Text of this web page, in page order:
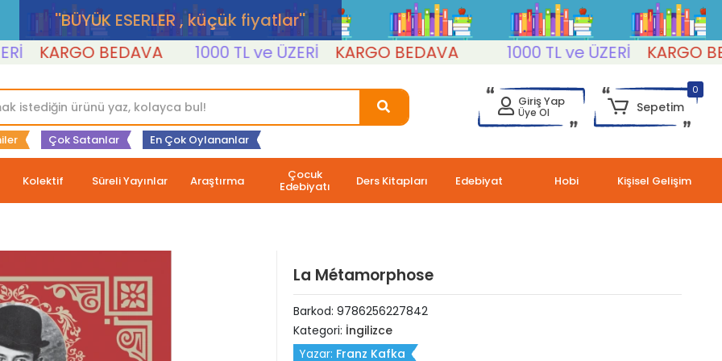
''BÜYÜK ESERLER , küçük fiyatlar''
KARGO BEDAVA 1000 TL ve ÜZERİ KARGO BEDAVA 1000 TL ve ÜZERİ KARGO
Çok Satanlar En Çok Oylananlar
Giriş Yap
Üye Ol
0
Sepetim
Kolektif Süreli Yayınlar Araştırma Çocuk
Edebiyatı Ders Kitapları Edebiyat Hobi Kişisel Gelişim
La Métamorphose
Barkod: 9786256227842
Kategori: İngilizce
Yazar: Franz Kafka